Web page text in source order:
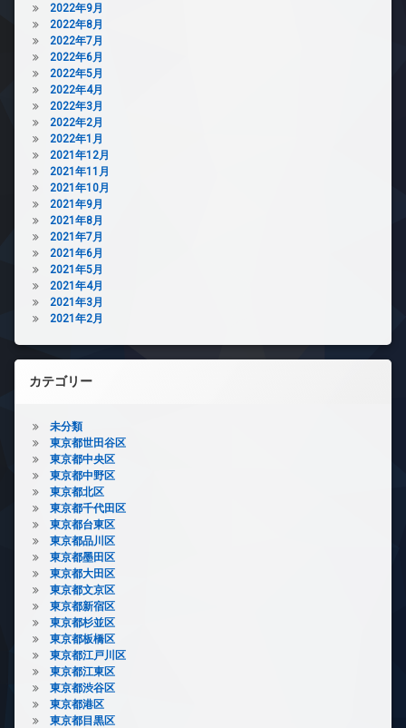
2022年9月
2022年8月
2022年7月
2022年6月
2022年5月
2022年4月
2022年3月
2022年2月
2022年1月
2021年12月
2021年11月
2021年10月
2021年9月
2021年8月
2021年7月
2021年6月
2021年5月
2021年4月
2021年3月
2021年2月
カテゴリー
未分類
東京都世田谷区
東京都中央区
東京都中野区
東京都北区
東京都千代田区
東京都台東区
東京都品川区
東京都墨田区
東京都大田区
東京都文京区
東京都新宿区
東京都杉並区
東京都板橋区
東京都江戸川区
東京都江東区
東京都渋谷区
東京都港区
東京都目黒区